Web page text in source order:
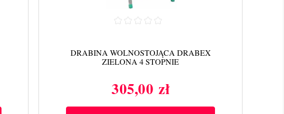
DRABINA WOLNOSTOJĄCA DRABEX
ZIELONA 4 STOPNIE
Cena
305,00 zł